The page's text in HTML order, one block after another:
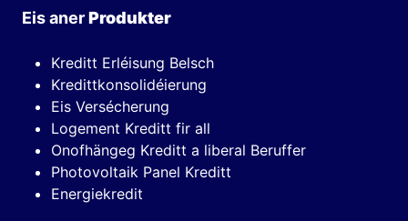
Eis anerProdukter
Kreditt Erléisung Belsch
Kredittkonsolidéierung
Eis Versécherung
Logement Kreditt fir all
Onofhängeg Kreditt a liberal Beruffer
Photovoltaik Panel Kreditt
Energiekredit